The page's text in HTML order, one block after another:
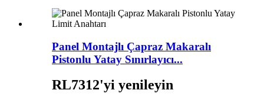
Panel Montajlı Çapraz Makaralı
Pistonlu Yatay Sınırlayıcı...
RL7312'yi yenileyin